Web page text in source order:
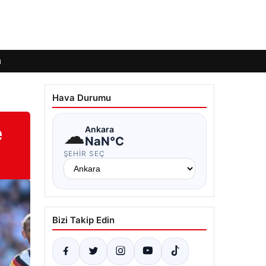
Hava Durumu
☁Ankara
NaN°C
ŞEHIR SEÇ
Bizi Takip Edin